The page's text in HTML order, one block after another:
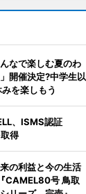
なで楽しむ夏のわ
開催決定?中学生以
を楽しもう
、ISMS認証
得
の利益と今の生活
CAMEL80号 鳥取